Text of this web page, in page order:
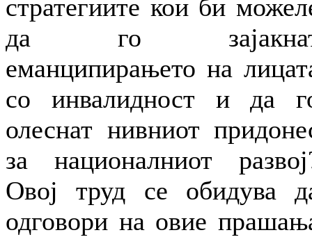
стратегиите кои би
да го
еманципирањето на
со инвалидност и да
олеснат нивниот
за националниот
Овој труд се обидува
одговори на овие